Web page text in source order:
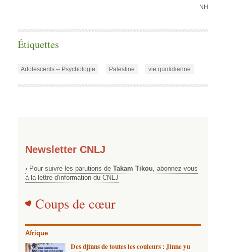
NH
Étiquettes
Adolescents -- Psychologie Palestine vie quotidienne
Newsletter CNLJ
› Pour suivre les parutions de Takam Tikou , abonnez-vous
à la lettre d'information du CNLJ
Coups de cœur
Afrique
Des djinns de toutes les couleurs : Jinne yu